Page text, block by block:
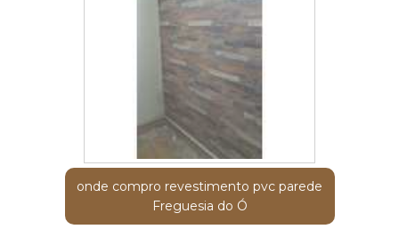
onde compro revestimento pvc parede
Freguesia do Ó